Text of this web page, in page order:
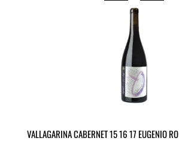
VALLAGARINA CABERNET 15 16 17 EUGENIO RO